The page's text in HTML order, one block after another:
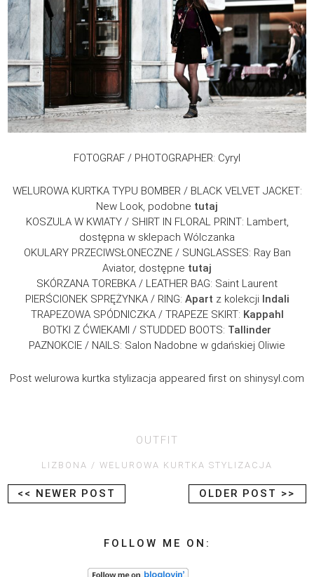
FOTOGRAF / PHOTOGRAPHER: Cyryl
WELUROWA KURTKA TYPU BOMBER / BLACK VELVET JACKET:
New Look, podobne tutaj
KOSZULA W KWIATY / SHIRT IN FLORAL PRINT: Lambert,
dostępna w sklepach Wólczanka
OKULARY PRZECIWSŁONECZNE / SUNGLASSES: Ray Ban
Aviator, dostępne tutaj
SKÓRZANA TOREBKA / LEATHER BAG: Saint Laurent
PIERŚCIONEK SPRĘŻYNKA / RING: Apart z kolekcji Indali
TRAPEZOWA SPÓDNICZKA / TRAPEZE SKIRT: Kappahl
BOTKI Z ĆWIEKAMI / STUDDED BOOTS: Tallinder
PAZNOKCIE / NAILS: Salon Nadobne w gdańskiej Oliwie
Post welurowa kurtka stylizacja appeared first on shinysyl.com
OUTFIT
LIZBONA WELUROWA KURTKA STYLIZACJA
<< NEWER POST OLDER POST >>
FOLLOW ME ON: